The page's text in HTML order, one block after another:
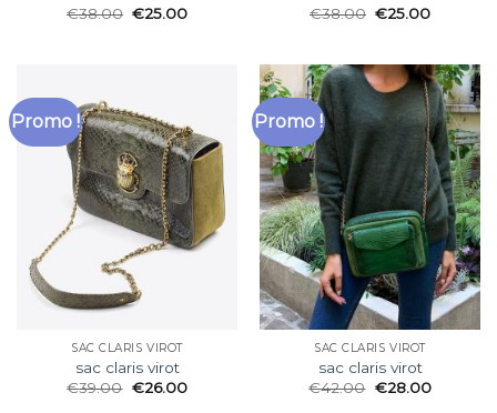
€38.00 €25.00
€38.00 €25.00
Promo !
SAC CLARIS VIROT
sac claris virot
€39.00 €26.00
Promo !
SAC CLARIS VIROT
sac claris virot
€42.00 €28.00